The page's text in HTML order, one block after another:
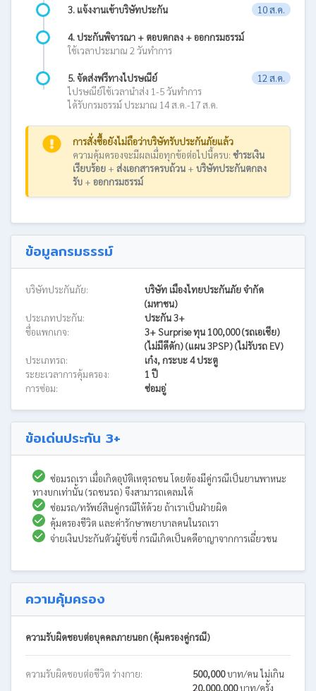
3. แจ้งงานเข้าบริษัทประกัน 10 ส.ค.
4. ประกันพิจารณา + ตอบตกลง + ออกกรมธรรม์
ใช้เวลาประมาณ 2 วันทำการ
5. จัดส่งฟรีทางไปรษณีย์
12 ส.ค.
ไปรษณีย์ใช้เวลานำส่ง 1-5 วันทำการ
ได้รับกรมธรรม์ ประมาณ 14 ส.ค.-17 ส.ค.
การสั่งซื้อยังไม่ถือว่าบริษัทรับประกันภัยแล้ว
ความคุ้มครองจะมีผลเมื่อทุกข้อต่อไปนี้ครบ: ชำระเงิน
เรียบร้อย+ ส่งเอกสารครบถ้วน+ บริษัทประกันตกลง
รับ+ ออกกรมธรรม์
ข้อมูลกรมธรรม์
บริษัทประกันภัย:
บริษัท เมืองไทยประกันภัย จำกัด
(มหาชน)
ประเภทประกัน:
ประกัน 3+
ชื่อแพกเกจ:
3+ Surprise ทุน 100,000 (รถเอเชีย)
(ไม่มีดีดัก) (แผน 3PSP) (ไม่รับรถ EV)
ประเภทรถ:
เก๋ง, กระบะ 4 ประตู
ระยะเวลาการคุ้มครอง:
1 ปี
การซ่อม:
ซ่อมอู่
ข้อเด่นประกัน 3+
ซ่อมรถเรา เมื่อเกิดอุบัติเหตุรถชน โดยต้องมีคู่กรณีเป็นยานพาหนะ
ทางบกเท่านั้น (รถชนรถ) จึงสามารถเคลมได้
ซ่อมรถ/ทรัพย์สินคู่กรณีให้ด้วย ถ้าเราเป็นฝ่ายผิด
คุ้มครองชีวิต และค่ารักษาพยาบาลคนในรถเรา
จ่ายเงินประกันตัวผู้ขับขี่ กรณีเกิดเป็นคดีอาญาจากการเฉี่ยวชน
ความคุ้มครอง
ความรับผิดชอบต่อบุคคลภายนอก (คุ้มครองคู่กรณี)
ความรับผิดชอบต่อชีวิต ร่างกาย: 500,000บาท/คน ไม่เกิน
20,000,000บาท/ครั้ง